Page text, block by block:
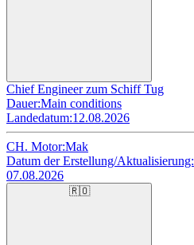
Chief Engineer zum Schiff Tug
Dauer:Main conditions
Landedatum:12.08.2026
CH. Motor:Mak
Datum der Erstellung/Aktualisierung:
07.08.2026
🇷🇴